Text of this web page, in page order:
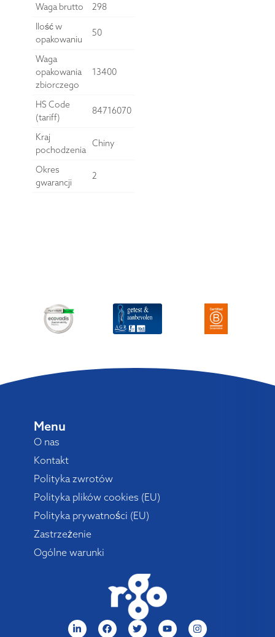
Waga brutto
298
Ilość w
opakowaniu
50
Waga
opakowania
zbiorczego
13400
HS Code
(tariff)
84716070
Kraj
pochodzenia
Chiny
Okres
gwarancji
2
Menu
O nas
Kontakt
Polityka zwrotów
Polityka plików cookies (EU)
Polityka prywatności (EU)
Zastrzeżenie
Ogólne warunki